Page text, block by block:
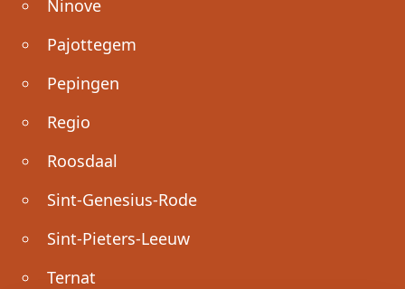
Ninove
Pajottegem
Pepingen
Regio
Roosdaal
Sint-Genesius-Rode
Sint-Pieters-Leeuw
Ternat